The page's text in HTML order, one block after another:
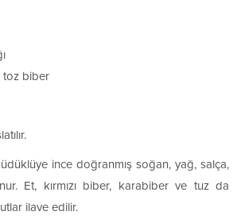
toz biber
ince doğranmış soğan, yağ, salça,
Et, kırmızı biber, karabiber ve tuz da
ilave edilir.